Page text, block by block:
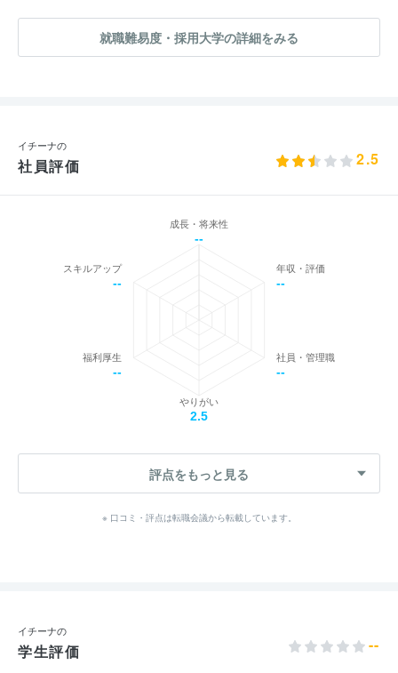
就職難易度・採用大学の詳細をみる
イチーナの
社員評価 2.5
成長・将来性
--
年収・評価
--
社員・管理職
--
やりがい
2.5
福利厚生
--
スキルアップ
--
評点をもっと見る
※ 口コミ・評点は転職会議から転載しています。
イチーナの
学生評価 --